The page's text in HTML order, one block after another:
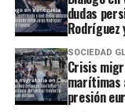
dudas
Rodríguez
SOCIEDAD
Crisis
marítimas
presión